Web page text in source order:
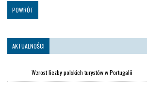
POWRÓT
AKTUALNOŚCI
Wzrost liczby polskich turystów w Portugalii